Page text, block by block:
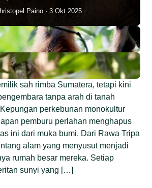
Paino 3 Okt 2025
sah rimba Sumatera, tetapi kini
tanpa arah di tanah
perkebunan monokultur
pemburu perlahan menghapus
ini dari muka bumi. Dari Rawa Tripa
alam yang menyusut menjadi
rumah besar mereka. Setiap
sunyi yang […]